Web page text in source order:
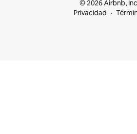
© 2026 Airbnb,
Privacidad